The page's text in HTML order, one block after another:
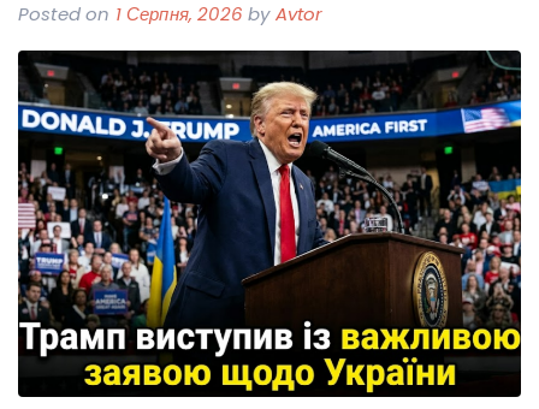
Posted on 1 Серпня, 2026 byAvtor